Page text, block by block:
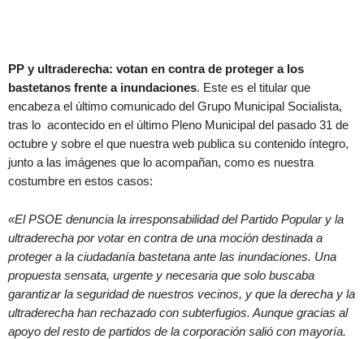
PP y ultraderecha: votan en contra de proteger a los
bastetanos frente a inundaciones. Este es el titular que
encabeza el último comunicado del Grupo Municipal Socialista,
tras lo acontecido en el último Pleno Municipal del pasado 31 de
octubre y sobre el que nuestra web publica su contenido íntegro,
junto a las imágenes que lo acompañan, como es nuestra
costumbre en estos casos:
«El PSOE denuncia la irresponsabilidad del Partido Popular y la
ultraderecha por votar en contra de una moción destinada a
proteger a la ciudadanía bastetana ante las inundaciones. Una
propuesta sensata, urgente y necesaria que solo buscaba
garantizar la seguridad de nuestros vecinos, y que la derecha y la
ultraderecha han rechazado con subterfugios. Aunque gracias al
apoyo del resto de partidos de la corporación salió con mayoría.